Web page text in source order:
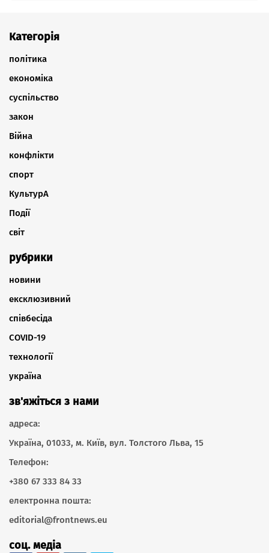
Категорія
політика
економіка
суспільство
закон
Війна
конфлікти
спорт
КультурА
Події
світ
рубрики
новини
ексклюзивний
співбесіда
COVID-19
технології
україна
зв'яжіться з нами
адреса:
Україна, 01033, м. Київ, вул. Толстого Льва, 15
Телефон:
+380 67 333 84 33
електронна пошта:
editorial@frontnews.eu
соц. медіа